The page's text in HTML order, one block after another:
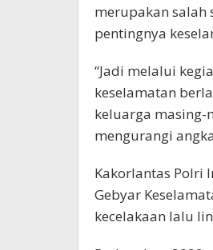
merupakan salah
pentingnya
“Jadi melalui
keselamatan
keluarga masing-
mengurangi
Kakorlantas Polri
Gebyar
kecelakaan lalu